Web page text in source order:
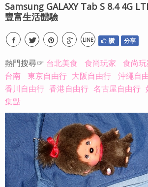
Samsung GALAXY Tab S 8.4 4G
豐富生活體驗
LINE 讚 分享
熱門搜尋☞ 台北美食 食尚玩家 食尚
台南
東京自由行 大阪自由行 沖繩自
香川自由行 香港自由行 名古屋自由行
集點